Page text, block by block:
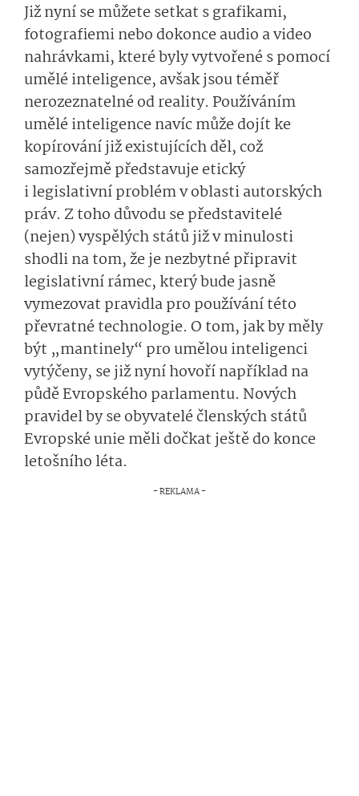
Již nyní se můžete setkat s grafikami,
fotografiemi nebo dokonce audio a video
nahrávkami, které byly vytvořené s pomocí
umělé inteligence, avšak jsou téměř
nerozeznatelné od reality. Používáním
umělé inteligence navíc může dojít ke
kopírování již existujících děl, což
samozřejmě představuje etický
i legislativní problém v oblasti autorských
práv. Z toho důvodu se představitelé
(nejen) vyspělých států již v minulosti
shodli na tom, že je nezbytné připravit
legislativní rámec, který bude jasně
vymezovat pravidla pro používání této
převratné technologie. O tom, jak by měly
být „mantinely“ pro umělou inteligenci
vytýčeny, se již nyní hovoří například na
půdě Evropského parlamentu. Nových
pravidel by se obyvatelé členských států
Evropské unie měli dočkat ještě do konce
letošního léta.